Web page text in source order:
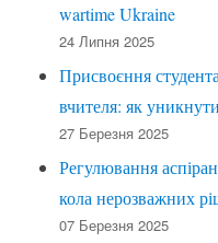
wartime Ukraine
24 Липня 2025
Присвоєння
вчителя: як
27 Березня 2025
Регулювання
кола нерозважних
07 Березня 2025